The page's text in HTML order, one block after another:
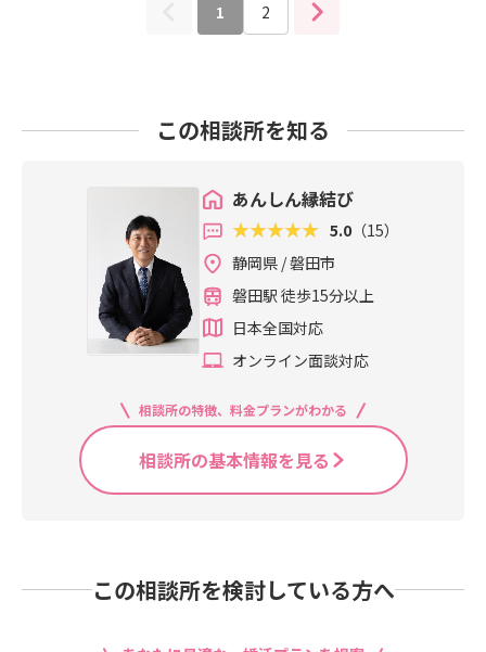
1 2
この相談所を知る
あんしん縁結び
5.0 （15）
静岡県 / 磐田市
磐田駅 徒歩15分以上
日本全国対応
オンライン面談対応
相談所の特徴、料金プランがわかる
相談所の基本情報を見る
この相談所を検討している方へ